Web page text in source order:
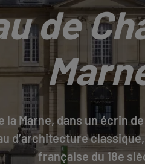
de
Marne, dans un écrin
d’architecture
française du 18e